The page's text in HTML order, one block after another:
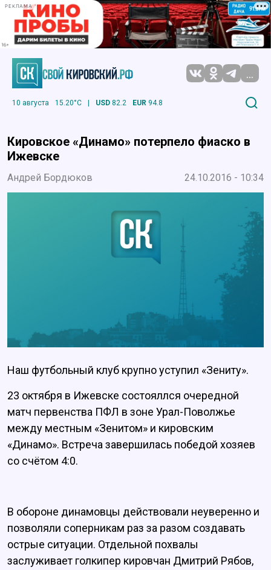
РЕКЛАМА
...
10 августа 15.20°C | USD 82.2 EUR 94.8
Кировское «Динамо» потерпело фиаско в
Ижевске
Андрей Бордюков 24.10.2016 - 10:34
Наш футбольный клуб крупно уступил «Зениту».
23 октября в Ижевске состояллся очередной
матч первенства ПФЛ в зоне Урал-Поволжье
между местным «Зенитом» и кировским
«Динамо». Встреча завершилась победой хозяев
со счётом 4:0.
В обороне динамовцы действовали неуверенно и
позволяли соперникам раз за разом создавать
острые ситуации. Отдельной похвалы
заслуживает голкипер кировчан Дмитрий Рябов,